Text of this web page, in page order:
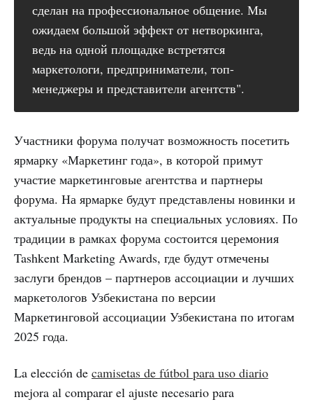
сделан на профессиональное общение. Мы
ожидаем большой эффект от нетворкинга,
ведь на одной площадке встретятся
маркетологи, предприниматели, топ-
менеджеры и представители агентств".
Участники форума получат возможность посетить
ярмарку «Маркетинг года», в которой примут
участие маркетинговые агентства и партнеры
форума. На ярмарке будут представлены новинки и
актуальные продукты на специальных условиях. По
традиции в рамках форума состоится церемония
Tashkent Marketing Awards, где будут отмечены
заслуги брендов – партнеров ассоциации и лучших
маркетологов Узбекистана по версии
Маркетинговой ассоциации Узбекистана по итогам
2025 года.
La elección de camisetas de fútbol para uso diario
mejora al comparar el ajuste necesario para